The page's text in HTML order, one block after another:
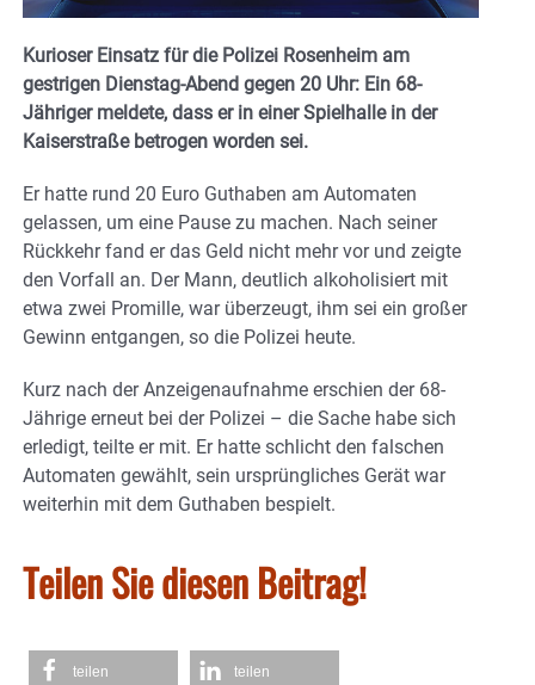
Kurioser Einsatz für die Polizei Rosenheim am
gestrigen Dienstag-Abend gegen 20 Uhr: Ein 68-
Jähriger meldete, dass er in einer Spielhalle in der
Kaiserstraße betrogen worden sei.
Er hatte rund 20 Euro Guthaben am Automaten
gelassen, um eine Pause zu machen. Nach seiner
Rückkehr fand er das Geld nicht mehr vor und zeigte
den Vorfall an. Der Mann, deutlich alkoholisiert mit
etwa zwei Promille, war überzeugt, ihm sei ein großer
Gewinn entgangen, so die Polizei heute.
Kurz nach der Anzeigenaufnahme erschien der 68-
Jährige erneut bei der Polizei – die Sache habe sich
erledigt, teilte er mit. Er hatte schlicht den falschen
Automaten gewählt, sein ursprüngliches Gerät war
weiterhin mit dem Guthaben bespielt.
Teilen Sie diesen Beitrag!
teilen teilen